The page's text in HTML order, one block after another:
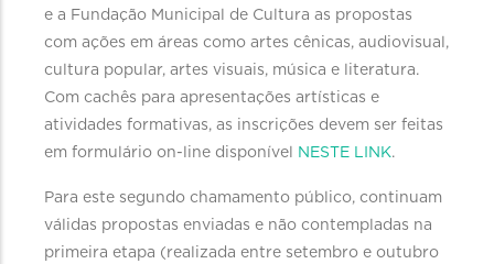
e a Fundação Municipal de Cultura as propostas
com ações em áreas como artes cênicas, audiovisual,
cultura popular, artes visuais, música e literatura.
Com cachês para apresentações artísticas e
atividades formativas, as inscrições devem ser feitas
em formulário on-line disponível
NESTE LINK.
Para este segundo chamamento público, continuam
válidas propostas enviadas e não contempladas na
primeira etapa (realizada entre setembro e outubro